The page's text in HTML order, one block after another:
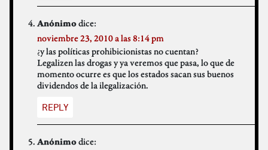
Anónimodice:
noviembre 23, 2010 a las 8:14 pm
¿y las políticas prohibicionistas no cuentan?
Legalizen las drogas y ya veremos que pasa, lo que de
momento ocurre es que los estados sacan sus buenos
dividendos de la ilegalización.
REPLY
Anónimodice: